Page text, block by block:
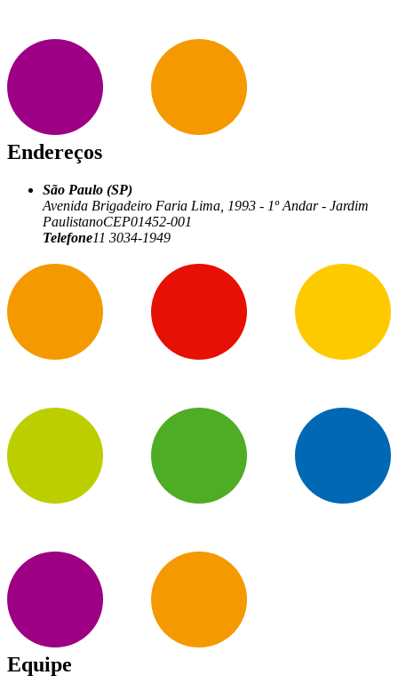
Endereços
São Paulo (SP)
Avenida Brigadeiro Faria Lima, 1993 - 1º Andar - Jardim
PaulistanoCEP01452-001
Telefone11 3034-1949
Equipe